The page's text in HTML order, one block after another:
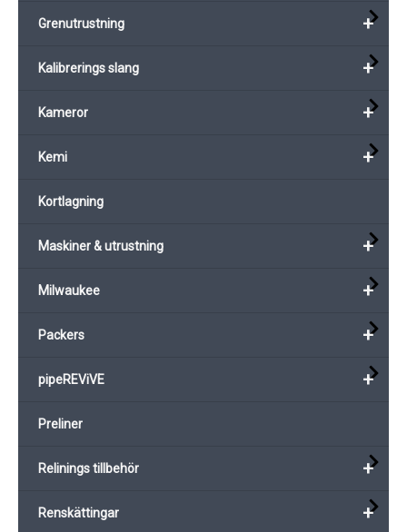
+
Grenutrustning
+
Kalibrerings slang
+
Kameror
+
Kemi
Kortlagning
+
Maskiner & utrustning
+
Milwaukee
+
Packers
+
pipeREViVE
Preliner
+
Relinings tillbehör
+
Renskättingar